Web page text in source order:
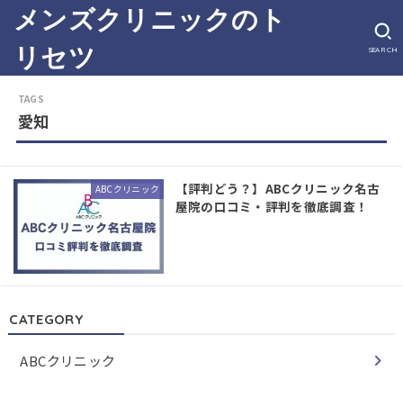
メンズクリニックのト
リセツ
SEARCH
愛知
ABCクリニック
【評判どう？】ABCクリニック名古
屋院の口コミ・評判を徹底調査！
CATEGORY
ABCクリニック